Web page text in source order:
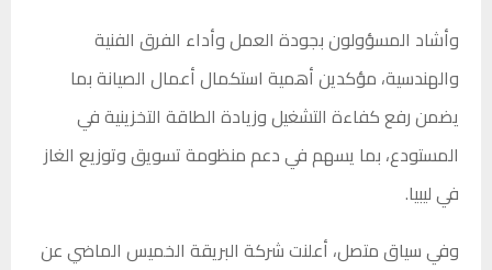
وأشاد المسؤولون بجودة العمل وأداء الفرق الفنية
والهندسية، مؤكدين أهمية استكمال أعمال الصيانة بما
يضمن رفع كفاءة التشغيل وزيادة الطاقة التخزينية في
المستودع، بما يسهم في دعم منظومة تسويق وتوزيع الغاز
في ليبيا.
وفي سياق متصل، أعلنت شركة البريقة الخميس الماضي عن